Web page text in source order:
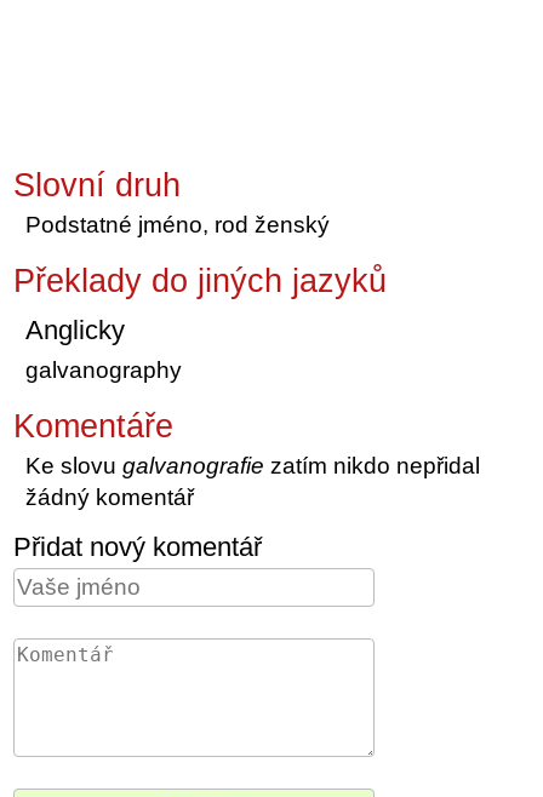
Slovní druh
Podstatné jméno, rod ženský
Překlady do jiných jazyků
Anglicky
galvanography
Komentáře
Ke slovugalvanografie zatím nikdo nepřidal
žádný komentář
Přidat nový komentář